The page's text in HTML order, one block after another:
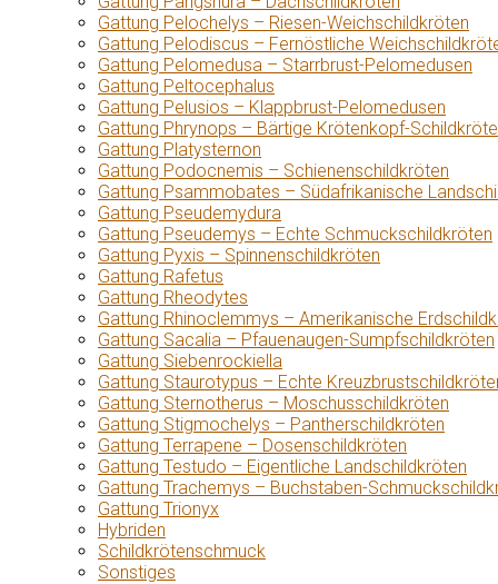
Gattung Pelochelys – Riesen-Weichschildkröten
Gattung Pelodiscus – Fernöstliche
Gattung Pelomedusa – Starrbrust-Pelomedusen
Gattung Peltocephalus
Gattung Pelusios – Klappbrust-Pelomedusen
Gattung Phrynops – Bärtige Krötenkopf-
Gattung Platysternon
Gattung Podocnemis – Schienenschildkröten
Gattung Psammobates – Südafrikanische
Gattung Pseudemydura
Gattung Pseudemys – Echte Schmuckschildkröten
Gattung Pyxis – Spinnenschildkröten
Gattung Rafetus
Gattung Rheodytes
Gattung Rhinoclemmys – Amerikanische
Gattung Sacalia – Pfauenaugen-Sumpfschildkröten
Gattung Siebenrockiella
Gattung Staurotypus – Echte
Gattung Sternotherus – Moschusschildkröten
Gattung Stigmochelys – Pantherschildkröten
Gattung Terrapene – Dosenschildkröten
Gattung Testudo – Eigentliche Landschildkröten
Gattung Trachemys – Buchstaben-
Gattung Trionyx
Hybriden
Schildkrötenschmuck
Sonstiges